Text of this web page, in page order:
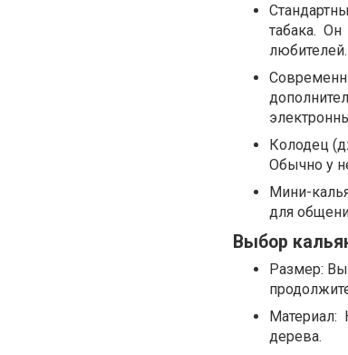
табака.
любителей.
Колодец
Обычно у
Мини-
для
Выбор
Размер:
Материал:
дерева.